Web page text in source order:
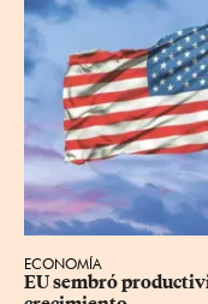
ECONOMÍA
EU sembró